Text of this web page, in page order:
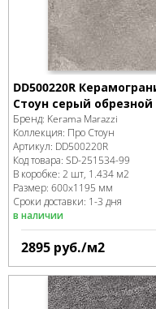
DD500220R
Стоун серый обрезной
Бренд: Kerama Marazzi
Коллекция: Про Стоун
Артикул: DD500220R
Код товара: SD-251534-99
В коробке: 2 шт, 1.434 м2
Размер: 600x1195 мм
Сроки доставки: 1-3 дня
в наличии
2895 руб./м2